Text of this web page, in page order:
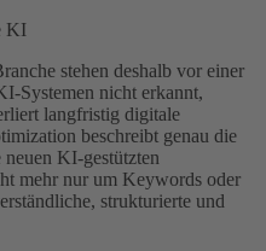
KI
stehen deshalb vor einer
Systemen nicht erkannt,
langfristig digitale
beschreibt genau die
KI-gestützten
mehr nur um Keywords oder
strukturierte und